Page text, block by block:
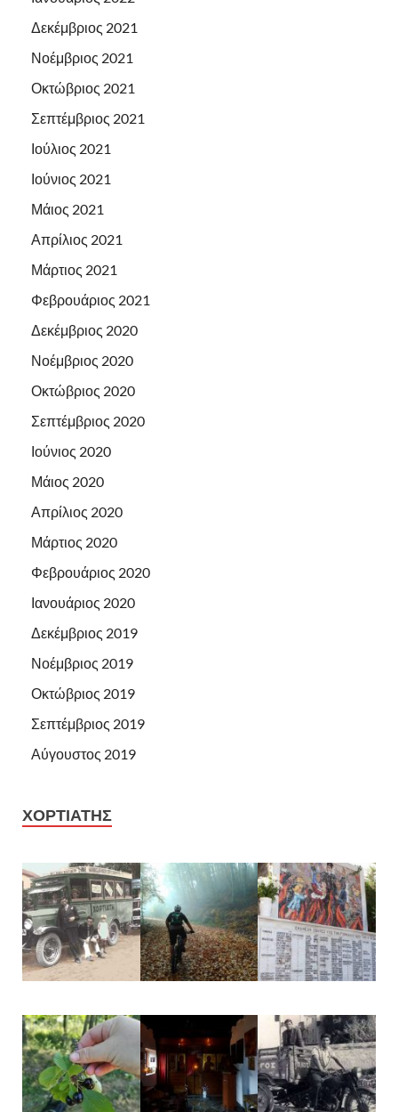
Δεκέμβριος 2021
Νοέμβριος 2021
Οκτώβριος 2021
Σεπτέμβριος 2021
Ιούλιος 2021
Ιούνιος 2021
Μάιος 2021
Απρίλιος 2021
Μάρτιος 2021
Φεβρουάριος 2021
Δεκέμβριος 2020
Νοέμβριος 2020
Οκτώβριος 2020
Σεπτέμβριος 2020
Ιούνιος 2020
Μάιος 2020
Απρίλιος 2020
Μάρτιος 2020
Φεβρουάριος 2020
Ιανουάριος 2020
Δεκέμβριος 2019
Νοέμβριος 2019
Οκτώβριος 2019
Σεπτέμβριος 2019
Αύγουστος 2019
ΧΟΡΤΙΑΤΗΣ